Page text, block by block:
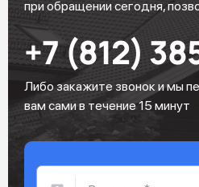
при обращении сегодня,
+7 (812)
Либо закажите звонок и мы
вам сами в течение 15 минут